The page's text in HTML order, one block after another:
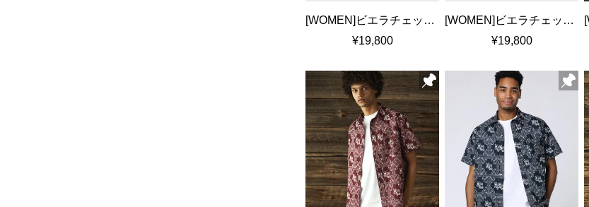
[WOMEN]ビエラチェック ポケットバニーシャツ
¥19,800
[WOMEN]ビエラチェック ポケットバニーシャツ
¥19,800